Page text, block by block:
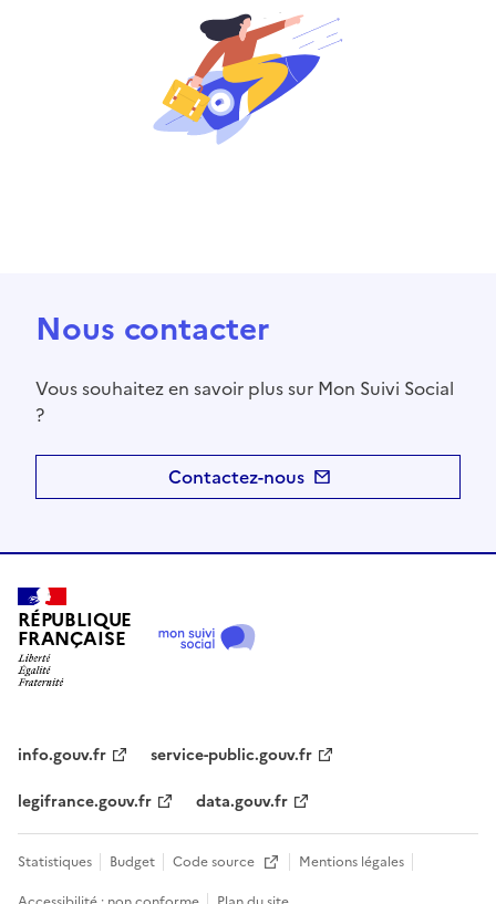
Nous contacter
Vous souhaitez en savoir plus sur Mon Suivi Social
?
Contactez-nous
RÉPUBLIQUE
FRANÇAISE
info.gouv.fr
service-public.gouv.fr
legifrance.gouv.fr
data.gouv.fr
Statistiques Budget
Code source
Ouvre une nouvelle fenêtre
Mentions légales